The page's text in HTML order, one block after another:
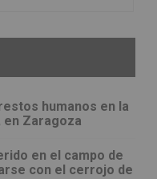
humanos en la
en Zaragoza
en el campo de
con el cerrojo de